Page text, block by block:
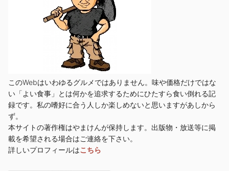
このWebはいわゆるグルメではありません。味や価格だけではな
い「よい食事」とは何かを追求するためにひたすら食い倒れる記
録です。私の嗜好に合う人しか楽しめないと思いますがあしから
ず。
本サイトの著作権はやまけんが保持します。出版物・放送等に掲
載を希望される場合はご連絡を下さい。
詳しいプロフィールはこちら